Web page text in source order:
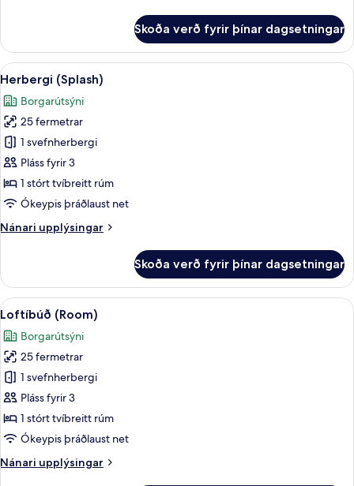
herbergi
(Superior
Double
Skoða verð fyrir þínar dagsetningar
Skoða
allar
myndir
fyrir
Herbergi
(Splash)
Herbergi (Splash) | Míníbar,
5
Herbergi (Splash)
Borgarútsýni
25 fermetrar
1 svefnherbergi
Pláss fyrir 3
1 stórt tvíbreitt rúm
Ókeypis þráðlaust net
Nánari upplýsingar
Nánari
(Splash)
Skoða verð fyrir þínar dagsetningar
Skoða
allar
myndir
fyrir
Loftíbúð
(Room)
Loftíbúð (Room) | Míníbar,
6
Loftíbúð (Room)
Borgarútsýni
25 fermetrar
1 svefnherbergi
Pláss fyrir 3
1 stórt tvíbreitt rúm
Ókeypis þráðlaust net
Nánari upplýsingar
Nánari